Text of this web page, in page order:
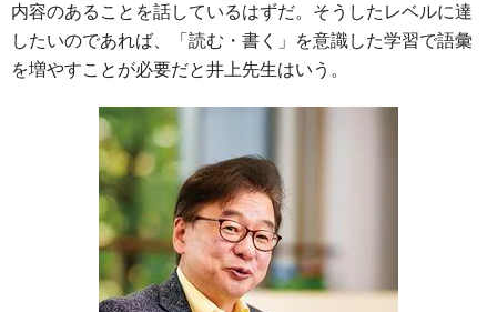
内容のあることを話しているはずだ。そうしたレベルに達
したいのであれば、「読む・書く」を意識した学習で語彙
を増やすことが必要だと井上先生はいう。